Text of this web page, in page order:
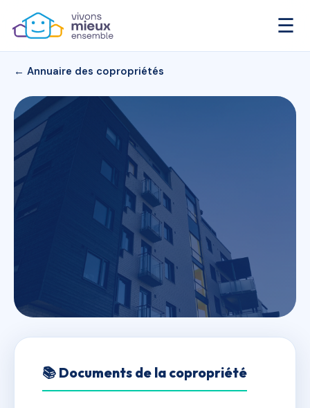
☰
← Annuaire des copropriétés
LE BEAULIEU
📚 Documents de la copropriété